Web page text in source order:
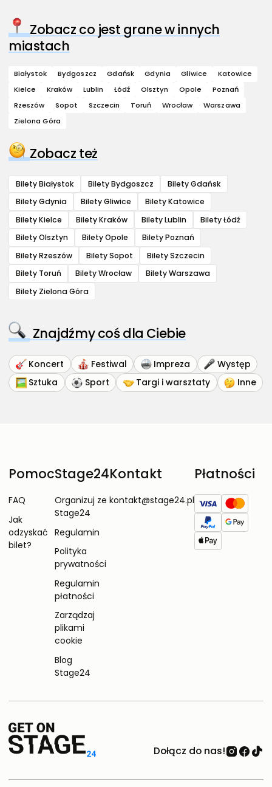
Zobacz co jest grane w innych
miastach
Białystok Bydgoszcz Gdańsk Gdynia Gliwice
Katowice
Kielce
Kraków Lublin Łódź Olsztyn Opole
Poznań
Rzeszów
Sopot Szczecin Toruń Wrocław
Warszawa
Zielona Góra
Zobacz też
Bilety Białystok Bilety Bydgoszcz
Bilety Gdańsk
Bilety Gdynia
Bilety Gliwice
Bilety Katowice
Bilety Kielce
Bilety Kraków Bilety Lublin
Bilety Łódź
Bilety Olsztyn
Bilety Opole
Bilety Poznań
Bilety Rzeszów
Bilety Sopot
Bilety Szczecin
Bilety Toruń
Bilety Wrocław
Bilety Warszawa
Bilety Zielona Góra
Znajdźmy coś dla Ciebie
Koncert Festiwal Impreza
Występ
Sztuka
Sport Targi i warsztaty Inne
Pomoc
FAQ
Jak
odzyskać
bilet?
Stage24
Organizuj ze
Stage24
Regulamin
Polityka
prywatności
Regulamin
płatności
Zarządzaj
plikami
cookie
Blog
Stage24
Kontakt
kontakt@stage24.pl
Płatności
Dołącz do nas!